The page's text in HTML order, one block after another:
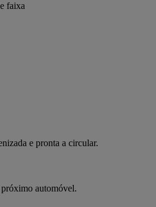
faixa
e pronta a circular.
automóvel.